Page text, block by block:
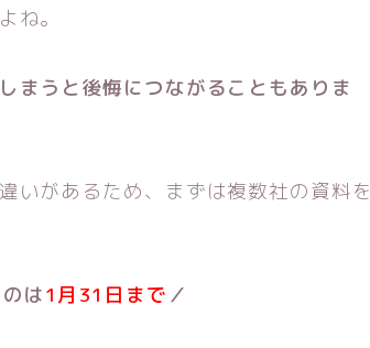
ね。
まうと後悔につながることもありま
いがあるため、まずは複数社の資料を
は1月31日まで ／